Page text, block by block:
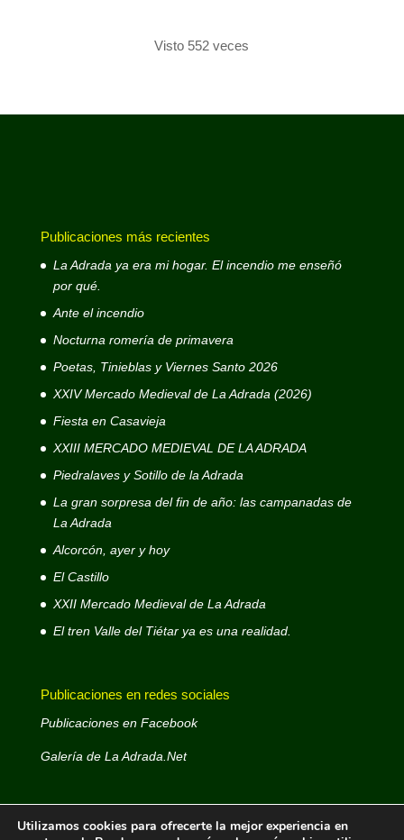
Visto 552 veces
Publicaciones más recientes
La Adrada ya era mi hogar. El incendio me enseñó
por qué.
Ante el incendio
Nocturna romería de primavera
Poetas, Tinieblas y Viernes Santo 2026
XXIV Mercado Medieval de La Adrada (2026)
Fiesta en Casavieja
XXIII MERCADO MEDIEVAL DE LA ADRADA
Piedralaves y Sotillo de la Adrada
La gran sorpresa del fin de año: las campanadas de
La Adrada
Alcorcón, ayer y hoy
El Castillo
XXII Mercado Medieval de La Adrada
El tren Valle del Tiétar ya es una realidad.
Publicaciones en redes sociales
Publicaciones en Facebook
Galería de La Adrada.Net
Utilizamos cookies para ofrecerte la mejor experiencia en